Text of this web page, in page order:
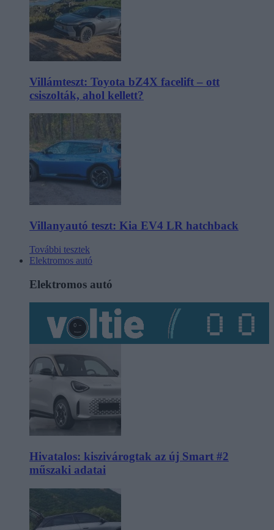
Villámteszt: Toyota bZ4X facelift – ott
csiszolták, ahol kellett?
Villanyautó teszt: Kia EV4 LR hatchback
További tesztek
Elektromos autó
Elektromos autó
Hivatalos: kiszivárogtak az új Smart #2
műszaki adatai